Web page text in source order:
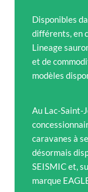
Disponibles
différents, en
Lineage
et de
modèles
Au Lac-Saint-
caravanes à
désormais
SEISMIC et,
marque